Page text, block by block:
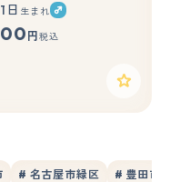
日 生まれ
円 税込
# 名古屋市緑区 # 豊田市